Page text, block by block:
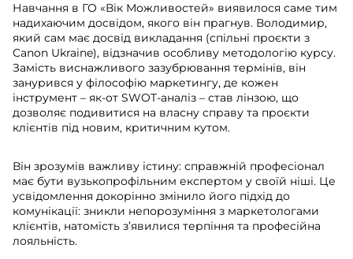
Навчання в ГО «Вік Можливостей» виявилося саме тим
надихаючим досвідом, якого він прагнув. Володимир,
який сам має досвід викладання (спільні проєкти з
Canon Ukraine), відзначив особливу методологію курсу.
Замість виснажливого зазубрювання термінів, він
занурився у філософію маркетингу, де кожен
інструмент – як-от SWOT-аналіз – став лінзою, що
дозволяє подивитися на власну справу та проєкти
клієнтів під новим, критичним кутом.
Він зрозумів важливу істину: справжній професіонал
має бути вузькопрофільним експертом у своїй ніші. Це
усвідомлення докорінно змінило його підхід до
комунікації: зникли непорозуміння з маркетологами
клієнтів, натомість з’явилися терпіння та професійна
лояльність.